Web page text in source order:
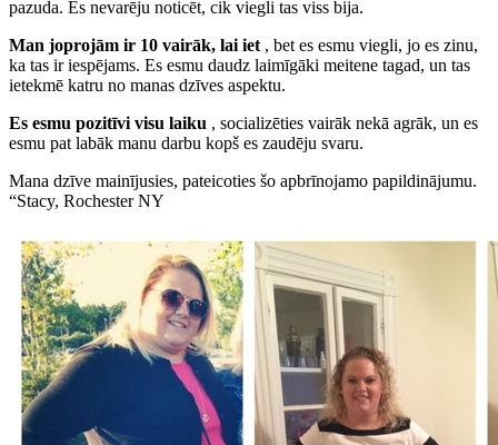
pazuda. Es nevarēju noticēt, cik viegli tas viss bija.
Man joprojām ir 10 vairāk, lai iet , bet es esmu viegli, jo es zinu,
ka tas ir iespējams. Es esmu daudz laimīgāki meitene tagad, un tas
ietekmē katru no manas dzīves aspektu.
Es esmu pozitīvi visu laiku , socializēties vairāk nekā agrāk, un es
esmu pat labāk manu darbu kopš es zaudēju svaru.
Mana dzīve mainījusies, pateicoties šo apbrīnojamo papildinājumu.
“Stacy, Rochester NY